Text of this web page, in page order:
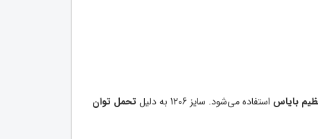
بایاس استفاده می‌شود. سایز 1206 به دلیل
تحمل توان